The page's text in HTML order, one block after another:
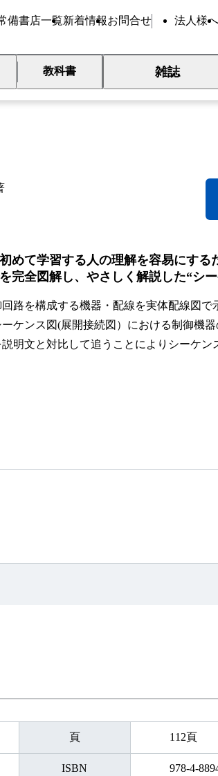
備書店一覧新着情報お問合せ 法人様へ
教科書 雑誌
技術者のためのシ
めて学習する人の理解を容易にする
完全図解し、やさしく解説した“シ
路を構成する機器・配線を実体配線図
ケンス図(展開接続図）における制御機
明文と対比して追うことによりシーケン
頁 112頁
ISBN 978-4-